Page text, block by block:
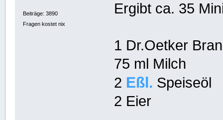
Beiträge: 3890
Fragen kostet nix
Ergibt ca. 35
1 Dr.Oetker
75 ml Milch
2 Eßl. Speiseöl
2 Eier